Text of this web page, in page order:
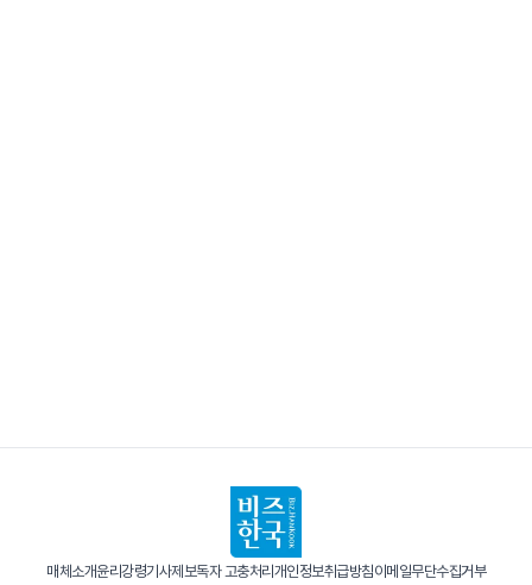
매체소개윤리강령기사제보독자 고충처리 개인정보취급방침이메일무단수집거부